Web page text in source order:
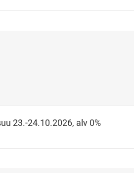
23.-24.10.2026, alv 0%